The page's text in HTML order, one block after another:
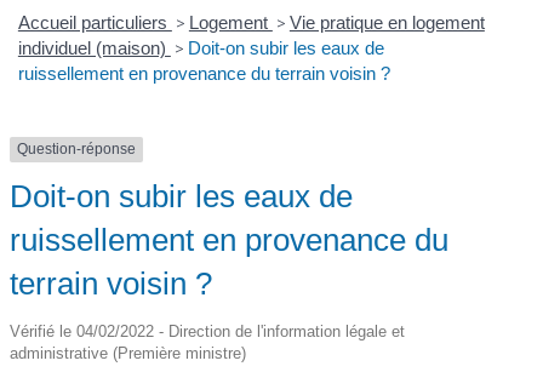
Accueil particuliers > Logement > Vie pratique en logement
individuel (maison) > Doit-on subir les eaux de
ruissellement en provenance du terrain voisin ?
Question-réponse
Doit-on subir les eaux de
ruissellement en provenance du
terrain voisin ?
Vérifié le 04/02/2022 - Direction de l'information légale et
administrative (Première ministre)